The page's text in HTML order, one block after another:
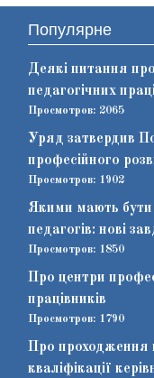
Популярне
Деякі питання
педагогічних
Просмотров: 2065
Уряд затвердив
професійного
Просмотров: 1902
Якими мають бути
педагогів: нові
Просмотров: 1850
Про центри
працівників
Просмотров: 1790
Про проходження
кваліфікації